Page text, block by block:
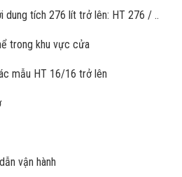
dung tích 276 lít trở lên: HT 276 / ..
trong khu vực cửa
mẫu HT 16/16 trở lên
vận hành